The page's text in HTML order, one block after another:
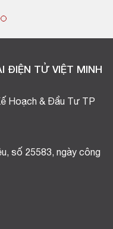
ĐIỆN TỬ VIỆT MINH
Hoạch & Đầu Tư TP
số 25583, ngày công